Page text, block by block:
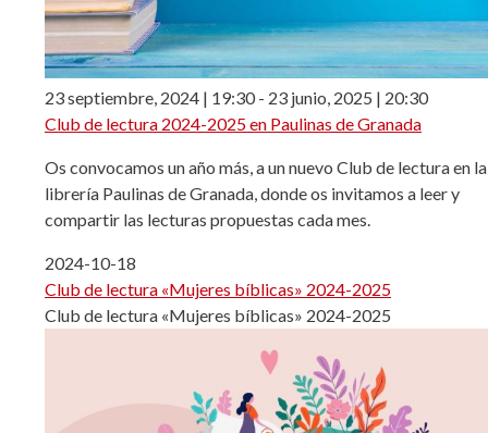
23 septiembre, 2024 | 19:30- 23 junio, 2025 | 20:30
Club de lectura 2024-2025 en Paulinas de Granada
Os convocamos un año más, a un nuevo Club de lectura en la
librería Paulinas de Granada, donde os invitamos a leer y
compartir las lecturas propuestas cada mes.
2024-10-18
Club de lectura «Mujeres bíblicas» 2024-2025
Club de lectura «Mujeres bíblicas» 2024-2025